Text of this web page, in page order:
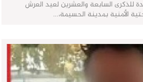
للذكرى السابعة والعشرين لعيد العرش
الأمنية بمدينة الحسيمة،…